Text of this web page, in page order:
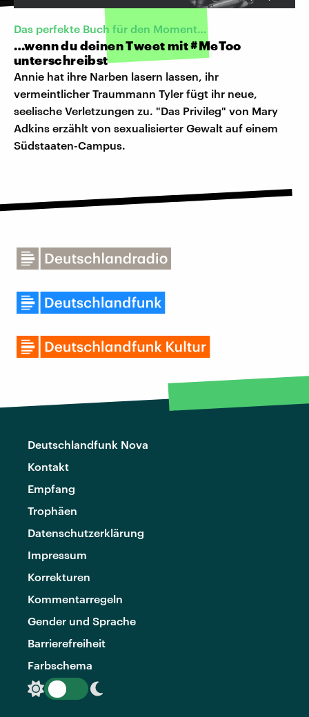
Das perfekte Buch für den Moment…
…wenn du deinen Tweet mit #MeToo
unterschreibst
Annie hat ihre Narben lasern lassen, ihr
vermeintlicher Traummann Tyler fügt ihr neue,
seelische Verletzungen zu. "Das Privileg" von Mary
Adkins erzählt von sexualisierter Gewalt auf einem
Südstaaten-Campus.
Deutschlandfunk Nova
Kontakt
Empfang
Trophäen
Datenschutzerklärung
Impressum
Korrekturen
Kommentarregeln
Gender und Sprache
Barrierefreiheit
Farbschema